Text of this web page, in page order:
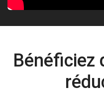
Bénéficiez